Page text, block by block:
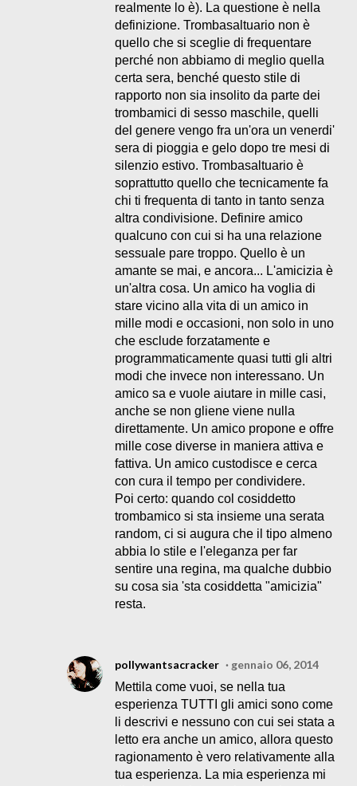
realmente lo è). La questione è nella
definizione. Trombasaltuario non è
quello che si sceglie di frequentare
perché non abbiamo di meglio quella
certa sera, benché questo stile di
rapporto non sia insolito da parte dei
trombamici di sesso maschile, quelli
del genere vengo fra un'ora un venerdi'
sera di pioggia e gelo dopo tre mesi di
silenzio estivo. Trombasaltuario è
soprattutto quello che tecnicamente fa
chi ti frequenta di tanto in tanto senza
altra condivisione. Definire amico
qualcuno con cui si ha una relazione
sessuale pare troppo. Quello è un
amante se mai, e ancora... L'amicizia è
un'altra cosa. Un amico ha voglia di
stare vicino alla vita di un amico in
mille modi e occasioni, non solo in uno
che esclude forzatamente e
programmaticamente quasi tutti gli altri
modi che invece non interessano. Un
amico sa e vuole aiutare in mille casi,
anche se non gliene viene nulla
direttamente. Un amico propone e offre
mille cose diverse in maniera attiva e
fattiva. Un amico custodisce e cerca
con cura il tempo per condividere.
Poi certo: quando col cosiddetto
trombamico si sta insieme una serata
random, ci si augura che il tipo almeno
abbia lo stile e l'eleganza per far
sentire una regina, ma qualche dubbio
su cosa sia 'sta cosiddetta "amicizia"
resta.
pollywantsacracker
gennaio 06, 2014
Mettila come vuoi, se nella tua
esperienza TUTTI gli amici sono come
li descrivi e nessuno con cui sei stata a
letto era anche un amico, allora questo
ragionamento è vero relativamente alla
tua esperienza. La mia esperienza mi